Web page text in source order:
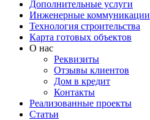
Дополнительные услуги
Инженерные коммуникации
Технология строительства
Карта готовых объектов
О нас
Реквизиты
Отзывы клиентов
Дом в кредит
Контакты
Реализованные проекты
Статьи